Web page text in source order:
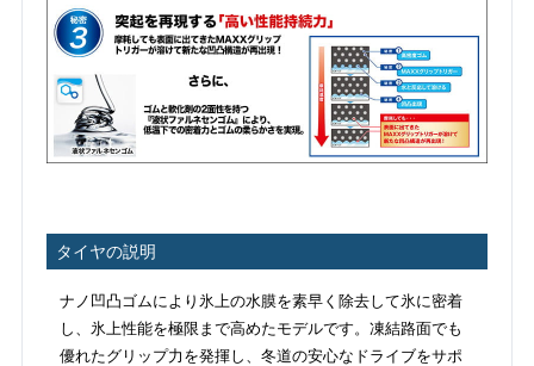
タイヤの説明
ナノ凹凸ゴムにより氷上の水膜を素早く除去して氷に密着
し、氷上性能を極限まで高めたモデルです。凍結路面でも
優れたグリップ力を発揮し、冬道の安心なドライブをサポ